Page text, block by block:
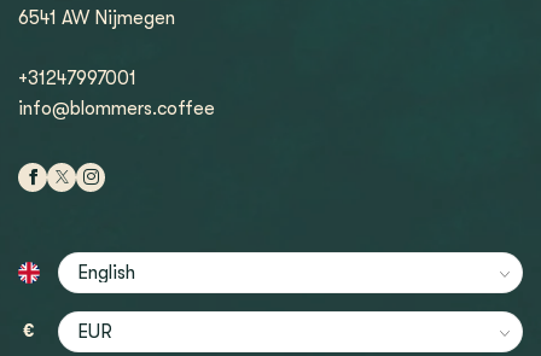
6541 AW Nijmegen
+31247997001
info@blommers.coffee
€